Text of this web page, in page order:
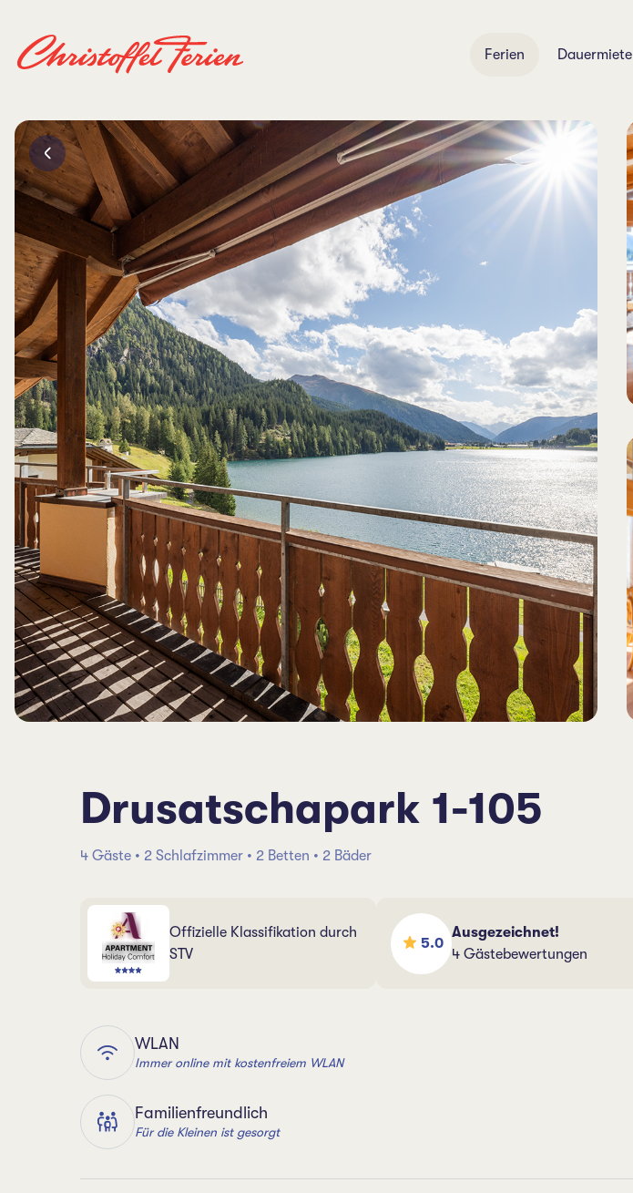
Ferien Dauermiete
Drusatschapark 1-105
4 Gäste • 2 Schlafzimmer • 2 Betten • 2 Bäder
Offizielle Klassifikation durch
STV
5.0
Ausgezeichnet!
4 Gästebewertungen
WLAN
Immer online mit kostenfreiem WLAN
Familienfreundlich
Für die Kleinen ist gesorgt